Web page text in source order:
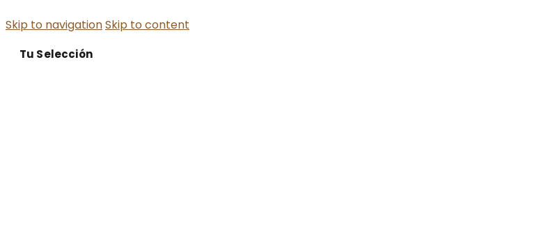
Skip to navigationSkip to content
Tu Selección